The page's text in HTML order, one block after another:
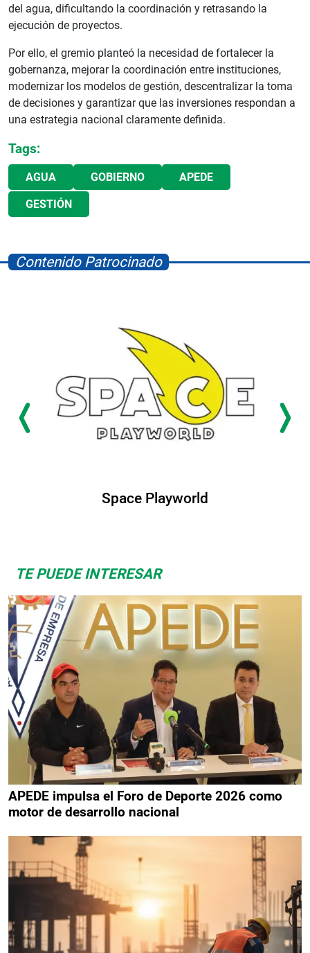
del agua, dificultando la coordinación y retrasando la
ejecución de proyectos.
Por ello, el gremio planteó la necesidad de fortalecer la
gobernanza, mejorar la coordinación entre instituciones,
modernizar los modelos de gestión, descentralizar la toma
de decisiones y garantizar que las inversiones respondan a
una estrategia nacional claramente definida.
Tags:
AGUA GOBIERNO APEDE
GESTIÓN
Contenido Patrocinado
TE PUEDE INTERESAR
APEDE impulsa el Foro de Deporte 2026 como
motor de desarrollo nacional